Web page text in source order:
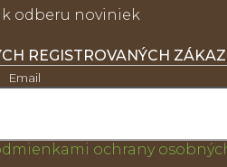
k odberu noviniek
REGISTROVANÝCH
Email
ochrany